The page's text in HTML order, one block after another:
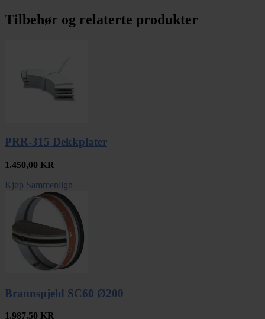
Tilbehør og relaterte produkter
PRR-315 Dekkplater
1.450,00 KR
Kjøp Sammenlign
Brannspjeld SC60 Ø200
1.987,50 KR